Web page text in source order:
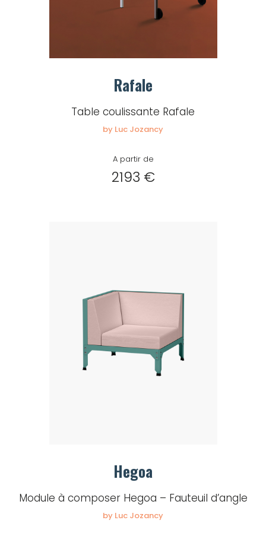
Rafale
Table coulissante Rafale
by Luc Jozancy
A partir de
2193 €
Hegoa
Module à composer Hegoa – Fauteuil d’angle
by Luc Jozancy